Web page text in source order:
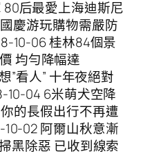
后最愛上海迪斯尼
慶游玩購物需嚴防
10-06 桂林84個景
均勻降幅達
”看人” 十年夜絕對
10-04 6米萌犬空降
的長假出行不再遭
02 阿爾山秋意漸
黑除惡 已收到線索